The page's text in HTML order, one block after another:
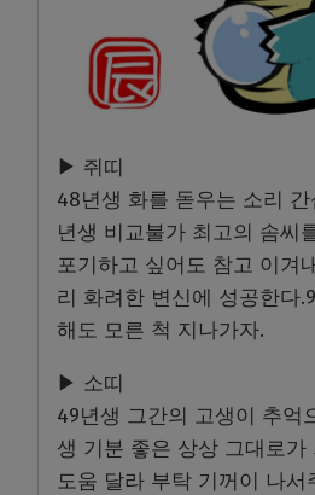
▶ 쥐띠
48년생 화를 돋우는 소리
년생 비교불가 최고의 솜씨
포기하고 싶어도 참고 이겨
리 화려한 변신에 성공한다
해도 모른 척 지나가자.
▶ 소띠
49년생 그간의 고생이 추억
생 기분 좋은 상상 그대로가
도움 달라 부탁 기꺼이 나서